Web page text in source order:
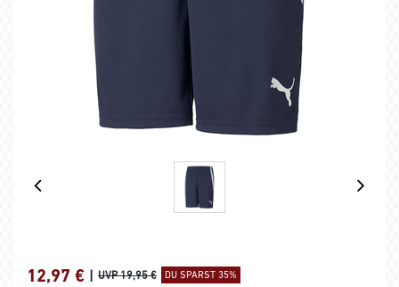
12,97 € | UVP 19,95 € DU SPARST 35%